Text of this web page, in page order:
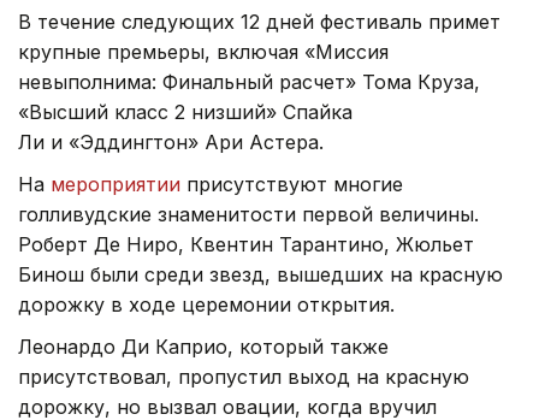
В течение следующих 12 дней фестиваль примет
крупные премьеры, включая «Миссия
невыполнима: Финальный расчет» Тома Круза,
«Высший класс 2 низший» Спайка
Ли и «Эддингтон» Ари Астера.
На мероприятии присутствуют многие
голливудские знаменитости первой величины.
Роберт Де Ниро, Квентин Тарантино, Жюльет
Бинош были среди звезд, вышедших на красную
дорожку в ходе церемонии открытия.
Леонардо Ди Каприо, который также
присутствовал, пропустил выход на красную
дорожку, но вызвал овации, когда вручил